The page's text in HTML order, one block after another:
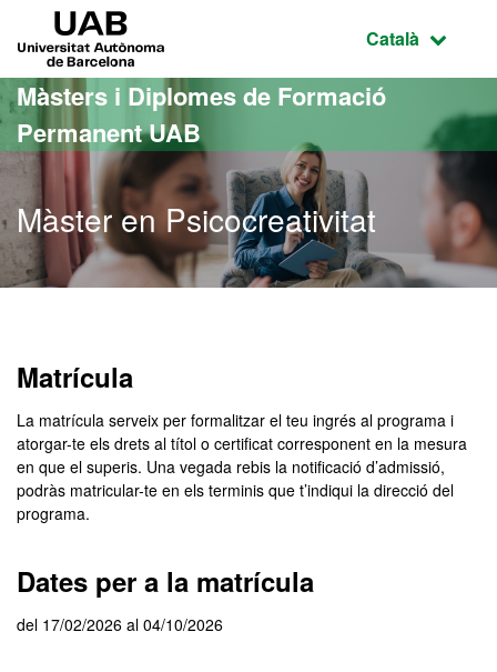
Ves al contingut principal
Ves a la navegació de la pàgina
Idioma
Català
Màsters i Diplomes de Formació
Permanent UAB
Màster en Psicocreativitat
Matrícula
La matrícula serveix per formalitzar el teu ingrés al programa i
atorgar-te els drets al títol o certificat corresponent en la mesura
en que el superis. Una vegada rebis la notificació d’admissió,
podràs matricular-te en els terminis que t’indiqui la direcció del
programa.
Dates per a la matrícula
del 17/02/2026 al 04/10/2026